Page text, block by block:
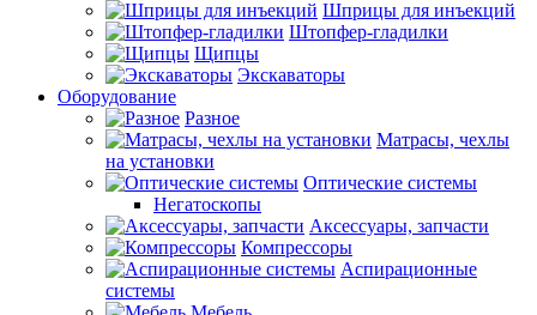
Шприцы для инъекций
Штопфер-гладилки
Щипцы
Экскаваторы
Оборудование
Разное
Матрасы, чехлы
на установки
Оптические системы
Негатоскопы
Аксессуары, запчасти
Компрессоры
Аспирационные
системы